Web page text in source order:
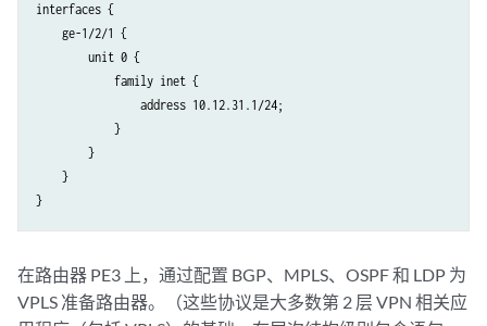
interfaces {
    ge-1/2/1 {
        unit 0 {
            family inet {
                address 10.12.31.1/24;
            }
        }
    }
在路由器 PE3 上，通过配置 BGP、MPLS、OSPF 和 LDP 为
VPLS 准备路由器。（这些协议是大多数第 2 层 VPN 相关应